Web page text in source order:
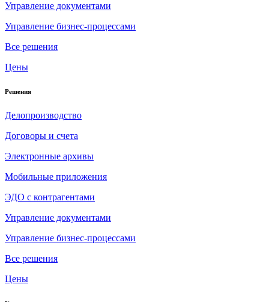
Управление документами
Управление бизнес-процессами
Все решения
Цены
Решения
Делопроизводство
Договоры и счета
Электронные архивы
Мобильные приложения
ЭДО с контрагентами
Управление документами
Управление бизнес-процессами
Все решения
Цены